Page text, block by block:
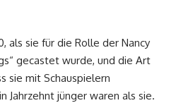
als sie für die Rolle der Nancy
gecastet wurde, und die Art
sie mit Schauspielern
Jahrzehnt jünger waren als sie.